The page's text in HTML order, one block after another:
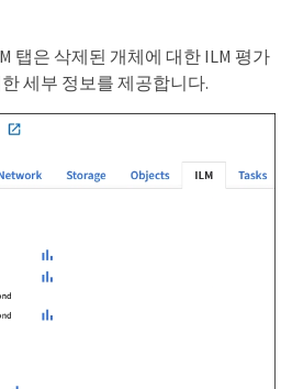
탭은 삭제된 개체에 대한 ILM 평가
세부 정보를 제공합니다.